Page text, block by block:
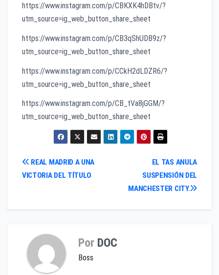
https://www.instagram.com/p/CBKXK4hDBtv/?
utm_source=ig_web_button_share_sheet
https://www.instagram.com/p/CB3qShUDB9z/?
utm_source=ig_web_button_share_sheet
https://www.instagram.com/p/CCkH2dLDZR6/?
utm_source=ig_web_button_share_sheet
https://www.instagram.com/p/CB_tVa8jGGM/?
utm_source=ig_web_button_share_sheet
Navegación
entradas
EL TAS ANULA
SUSPENSIÓN DEL
MANCHESTER CITY.
REAL MADRID A UNA
VICTORIA DEL TÍTULO
Por DOC
Boss